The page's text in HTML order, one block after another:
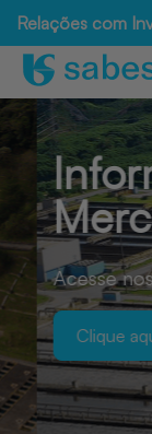
Relações com
Acesse
Clique aqui